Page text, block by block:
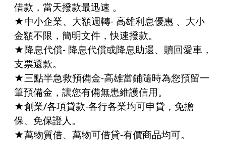
借款，當天撥款最迅速 。
★中小企業、大額週轉- 高雄利息優惠 、大小
金額不限，簡明文件，快速撥款。
★降息代償- 降息代償或降息助還、贖回愛車，
支票還款。
★三點半急救預備金-高雄當鋪隨時為您預留一
筆預備金，讓您有備無患維護信用。
★創業/各項貸款-各行各業均可申貸，免擔
保、免保證人。
★萬物質借、萬物可借貸-有價商品均可。